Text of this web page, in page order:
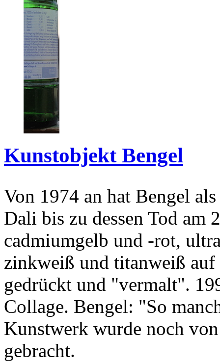
Kunstobjekt Bengel
Von 1974 an hat Bengel
Dali bis zu dessen Tod am
cadmiumgelb und -rot,
zinkweiß und titanweiß
gedrückt und "vermalt".
Collage. Bengel: "So
Kunstwerk wurde noch
gebracht.